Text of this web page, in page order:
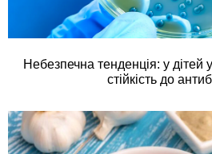
Небезпечна тенденція: у дітей
стійкість до